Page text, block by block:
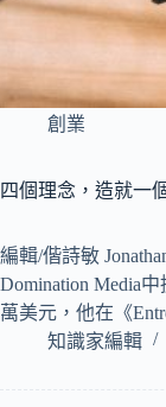
創業
四個理念，造就一
編輯/偕詩敏
Domination Media
萬美元，他在《
知識家編輯